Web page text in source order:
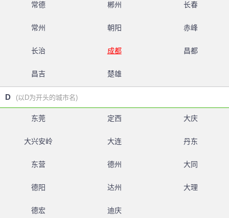
常德 郴州 长春
常州 朝阳 赤峰
长治 成都 昌都
昌吉 楚雄
D (以D为开头的城市名)
东莞 定西 大庆
大兴安岭 大连 丹东
东营 德州 大同
德阳 达州 大理
德宏 迪庆